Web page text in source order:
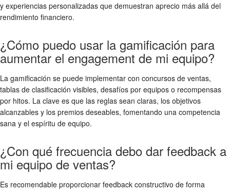
y experiencias personalizadas que demuestran aprecio más allá del
rendimiento financiero.
¿Cómo puedo usar la gamificación para
aumentar el engagement de mi equipo?
La gamificación se puede implementar con concursos de ventas,
tablas de clasificación visibles, desafíos por equipos o recompensas
por hitos. La clave es que las reglas sean claras, los objetivos
alcanzables y los premios deseables, fomentando una competencia
sana y el espíritu de equipo.
¿Con qué frecuencia debo dar feedback a
mi equipo de ventas?
Es recomendable proporcionar feedback constructivo de forma